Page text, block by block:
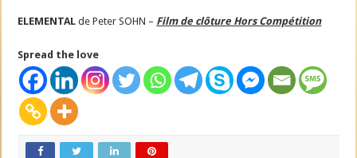
ELEMENTAL de Peter SOHN – Film de clôture Hors Compétition
Spread the love